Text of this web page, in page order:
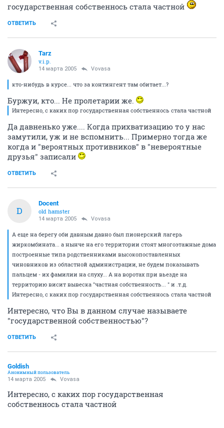
государственная собственнось стала частной
ОТВЕТИТЬ
Tarz
v.i.p.
14 марта 2005 Vovasa
кто-нибудь в курсе... что за контингент там обитает...?
Буржуи, кто... Не пролетарии же.
Интересно, с каких пор государственная собственнось стала частной
Да давненько уже.... Когда прихватизацию то у нас
замутили, уж и не вспомнить... Примерно тогда же
когда и "вероятных противников" в "невероятные
друзья" записали
ОТВЕТИТЬ
D
Docent
old hamster
14 марта 2005 Vovasa
А еще на берегу оби давным давно был пионерский лагерь
жиркомбината... а нынче на его территории стоят многоэтажные дома
построенные типа родственниками высокопоставленных
чиновников из областной администрации, не будем показывать
пальцем - их фамилии на слуху... А на воротах при вьезде на
территорию висит вывеска "частная собственность... " и .т.д.
Интересно, с каких пор государственная собственнось стала частной
Интересно, что Вы в данном случае называете
"государственной собственностью"?
ОТВЕТИТЬ
Goldish
Анонимный пользователь
14 марта 2005 Vovasa
Интересно, с каких пор государственная
собственнось стала частной